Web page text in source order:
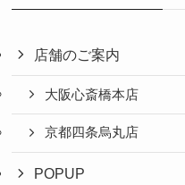
店舗のご案内
大阪心斎橋本店
京都四条烏丸店
POPUP